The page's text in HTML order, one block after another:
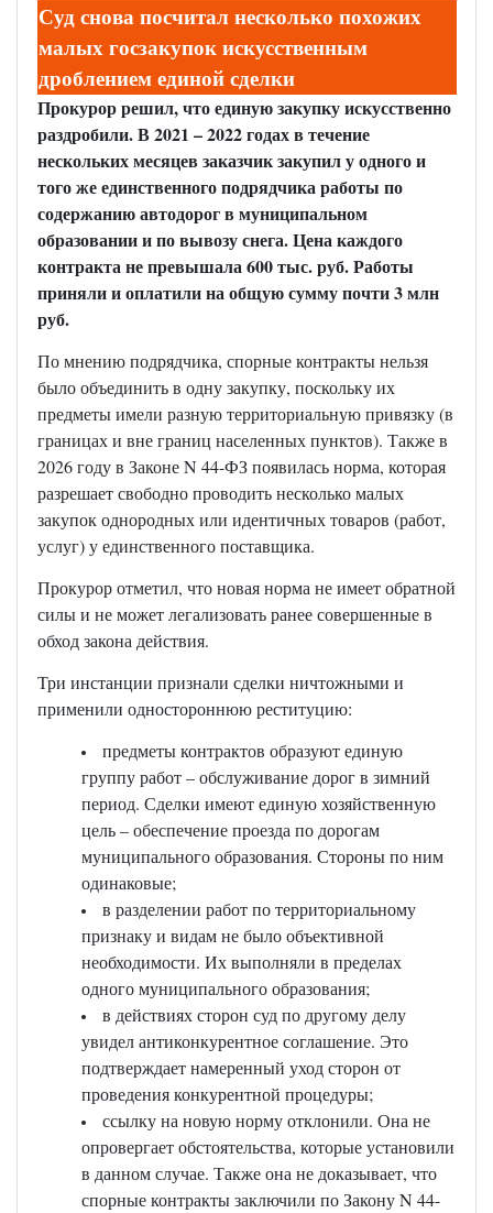
Суд снова посчитал несколько похожих
малых госзакупок искусственным
дроблением единой сделки
Прокурор решил, что единую закупку искусственно
раздробили. В 2021 – 2022 годах в течение
нескольких месяцев заказчик закупил у одного и
того же единственного подрядчика работы по
содержанию автодорог в муниципальном
образовании и по вывозу снега. Цена каждого
контракта не превышала 600 тыс. руб. Работы
приняли и оплатили на общую сумму почти 3 млн
руб.
По мнению подрядчика, спорные контракты нельзя
было объединить в одну закупку, поскольку их
предметы имели разную территориальную привязку (в
границах и вне границ населенных пунктов). Также в
2026 году в Законе N 44-ФЗ появилась норма, которая
разрешает свободно проводить несколько малых
закупок однородных или идентичных товаров (работ,
услуг) у единственного поставщика.
Прокурор отметил, что новая норма не имеет обратной
силы и не может легализовать ранее совершенные в
обход закона действия.
Три инстанции признали сделки ничтожными и
применили одностороннюю реституцию:
предметы контрактов образуют единую
группу работ – обслуживание дорог в зимний
период. Сделки имеют единую хозяйственную
цель – обеспечение проезда по дорогам
муниципального образования. Стороны по ним
одинаковые;
в разделении работ по территориальному
признаку и видам не было объективной
необходимости. Их выполняли в пределах
одного муниципального образования;
в действиях сторон суд по другому делу
увидел антиконкурентное соглашение. Это
подтверждает намеренный уход сторон от
проведения конкурентной процедуры;
ссылку на новую норму отклонили. Она не
опровергает обстоятельства, которые установили
в данном случае. Также она не доказывает, что
спорные контракты заключили по Закону N 44-